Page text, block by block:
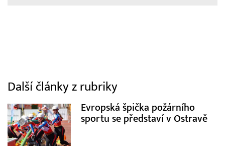
Další články z rubriky
Evropská špička požárního
sportu se představí v Ostravě